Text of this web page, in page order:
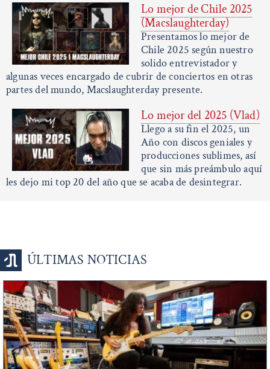
Lo mejor de Chile 2025
(Macslaughterday)
Presentamos lo mejor de
Chile 2025 según nuestro
solido entrevistador y
algunas veces encargado de cubrir de conciertos en otras
partes del mundo, Macslaughterday presente.
Lo mejor del 2025 (Vlad)
Llego a su fin el 2025, un
Año con discos geniales y
producciones sublimes, así
que sin más preámbulo aquí
les dejo mi top 20 del año que se acaba de desintegrar.
ÚLTIMAS NOTICIAS